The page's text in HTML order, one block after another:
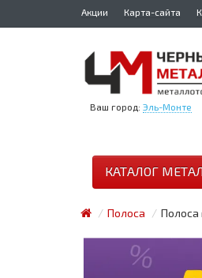
Акции Карта-сайта
Ваш город: Эль-Монте
КАТАЛОГ
Полоса Полоса